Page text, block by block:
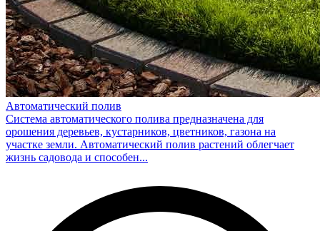
Автоматический полив
Система автоматического полива предназначена для
орошения деревьев, кустарников, цветников, газона на
участке земли. Автоматический полив растений облегчает
жизнь садовода и способен...